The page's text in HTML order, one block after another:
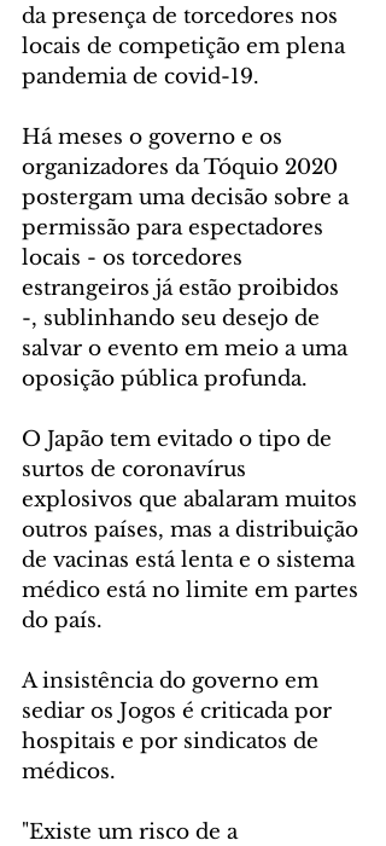
da presença de torcedores nos
locais de competição em plena
pandemia de covid-19.
Há meses o governo e os
organizadores da Tóquio 2020
postergam uma decisão sobre a
permissão para espectadores
locais - os torcedores
estrangeiros já estão proibidos
-, sublinhando seu desejo de
salvar o evento em meio a uma
oposição pública profunda.
O Japão tem evitado o tipo de
surtos de coronavírus
explosivos que abalaram muitos
outros países, mas a distribuição
de vacinas está lenta e o sistema
médico está no limite em partes
do país.
A insistência do governo em
sediar os Jogos é criticada por
hospitais e por sindicatos de
médicos.
"Existe um risco de a